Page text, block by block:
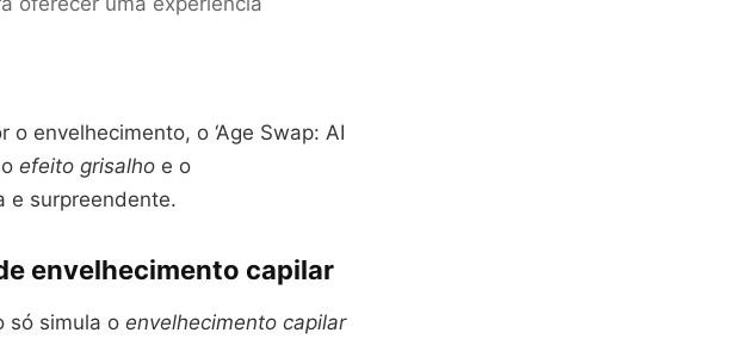
envelhecimento, o ‘Age Swap: AI
efeito grisalho e o
e surpreendente.
envelhecimento capilar
só simula o envelhecimento capilar